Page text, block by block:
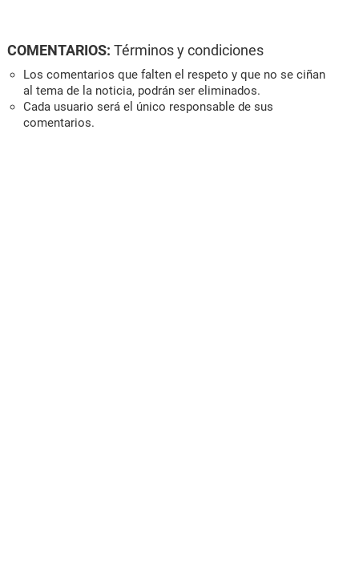
COMENTARIOS: Términos y condiciones
Los comentarios que falten el respeto y que no se ciñan
al tema de la noticia, podrán ser eliminados.
Cada usuario será el único responsable de sus
comentarios.